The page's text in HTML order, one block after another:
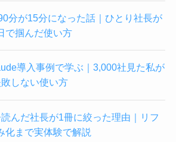
分が15分になった話｜ひとり社長が
で掴んだ使い方
導入事例で学ぶ｜3,000社見た私が
しない使い方
んだ社長が1冊に絞った理由｜リフ
化まで実体験で解説